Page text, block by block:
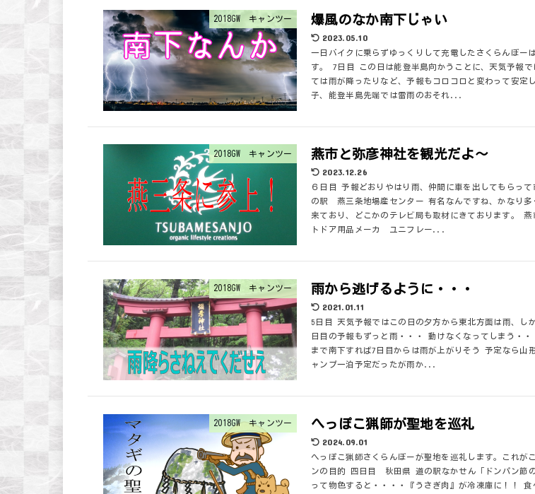
2018GW キャンツー 爆風のなか南下じゃい
2023.05.10
一日バイクに乗らずゆっくりして充電したさくらんぼー
す。 7日目 この日は能登半島向かうことに、天気予報で
ては雨が降ったりなど、予報もコロコロと変わって安定
子、能登半島先端では雷雨のおそれ...
2018GW キャンツー 燕市と弥彦神社を観光だよ～
2023.12.26
６日目 予報どおりやはり雨、仲間に車を出してもらっ
の駅 燕三条地場産センター 有名なんですね、かなり多
来ており、どこかのテレビ局も取材にきております。 燕
トドア用品メーカ ユニフレー...
2018GW キャンツー 雨から逃げるように・・・
2021.01.11
5日目 天気予報ではこの日の夕方から東北方面は雨、し
日目の予報もずっと雨・・・ 動けなくなってしまう・・
まで南下すれば7日目からは雨が上がりそう 予定なら山
ャンプ一泊予定だったが雨か...
2018GW キャンツー へっぽこ猟師が聖地を巡礼
2024.09.01
へっぽこ猟師さくらんぼーが聖地を巡礼します。これが
ンの目的 四日目 秋田県 道の駅なかせん「ドンパン節
って物色すると・・・・『うさぎ肉』が冷凍庫に！！ 食